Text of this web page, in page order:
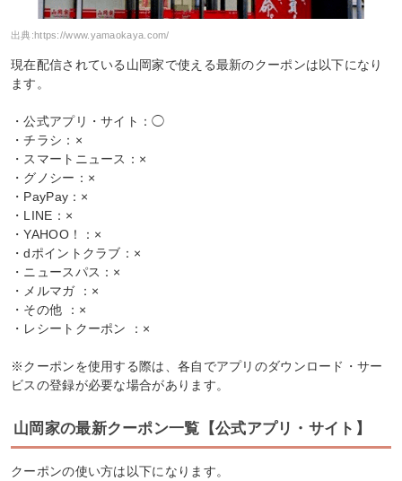
出典:https://www.yamaokaya.com/
現在配信されている山岡家で使える最新のクーポンは以下になり
ます。
・公式アプリ・サイト：◯
・チラシ：×
・スマートニュース：×
・グノシー：×
・PayPay：×
・LINE：×
・YAHOO！：×
・dポイントクラブ：×
・ニュースパス：×
・メルマガ ：×
・その他 ：×
・レシートクーポン ：×
※クーポンを使用する際は、各自でアプリのダウンロード・サー
ビスの登録が必要な場合があります。
山岡家の最新クーポン一覧【公式アプリ・サイト】
クーポンの使い方は以下になります。